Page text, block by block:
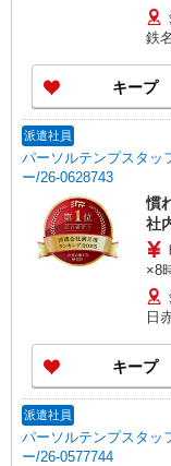
鉄
キープ
派遣社員
パーソルテンプスタ
ー/26-0628743
慣
社
×8
日
キープ
派遣社員
パーソルテンプスタ
ー/26-0577744